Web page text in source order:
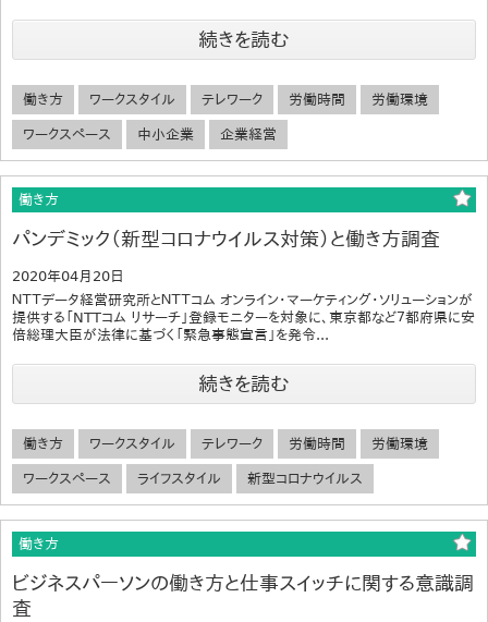
続きを読む
働き方 ワークスタイル テレワーク 労働時間 労働環境
ワークスペース 中小企業 企業経営
働き方
パンデミック（新型コロナウイルス対策）と働き方調査
2020年04月20日
ＮＴＴデータ経営研究所とＮＴＴコム オンライン・マーケティング・ソリューションが
提供する「NTTコム リサーチ」登録モニターを対象に、東京都など７都府県に安
倍総理大臣が法律に基づく「緊急事態宣言」を発令...
続きを読む
働き方 ワークスタイル テレワーク 労働時間 労働環境
ワークスペース ライフスタイル 新型コロナウイルス
働き方
ビジネスパーソンの働き方と仕事スイッチに関する意識調
査